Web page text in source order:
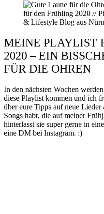
MEINE PLAYLIST
2020 – EIN
FÜR DIE OHREN
In den nächsten Wochen
diese Playlist kommen und ich
über eure Tipps auf neue
Songs habt, die auf meiner
hinterlasst sie super gerne in
eine DM bei Instagram. :)